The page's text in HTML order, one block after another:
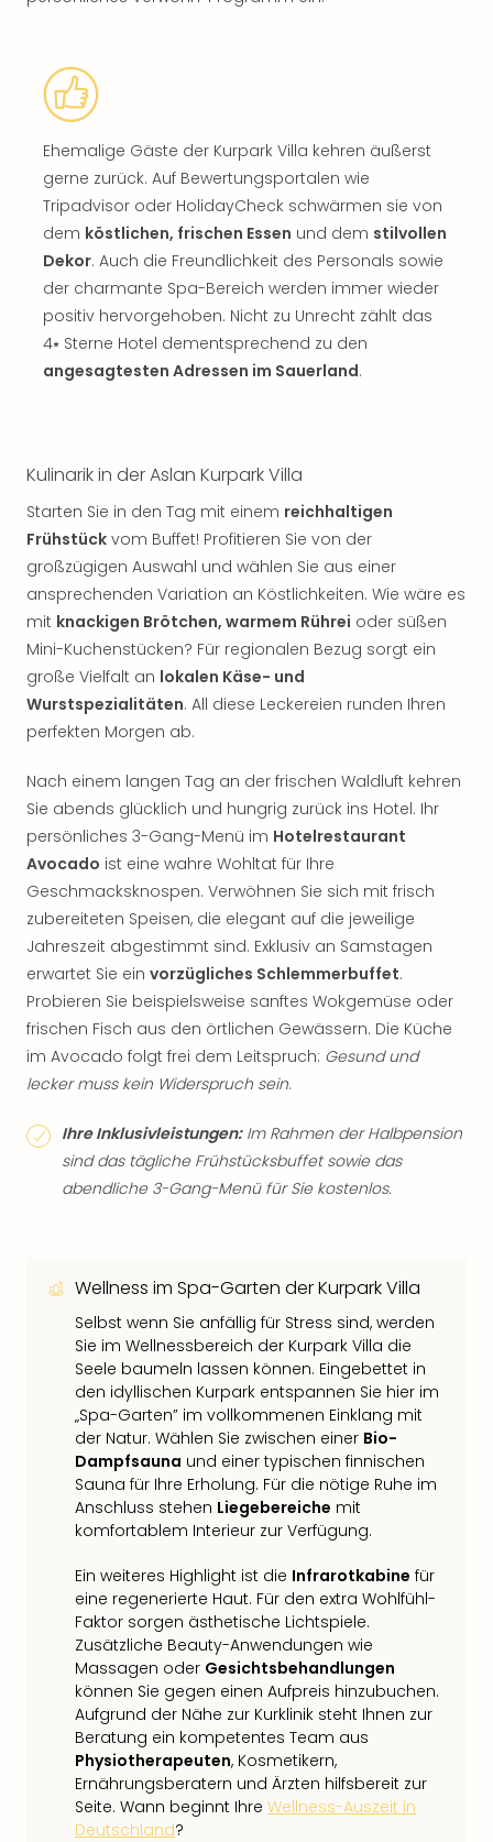
Ehemalige Gäste der Kurpark Villa kehren äußerst
gerne zurück. Auf Bewertungsportalen wie
Tripadvisor oder HolidayCheck schwärmen sie von
dem köstlichen, frischen Essen und dem stilvollen
Dekor. Auch die Freundlichkeit des Personals sowie
der charmante Spa-Bereich werden immer wieder
positiv hervorgehoben. Nicht zu Unrecht zählt das
4⭑ Sterne Hotel dementsprechend zu den
angesagtesten Adressen im Sauerland.
Kulinarik in der Aslan Kurpark Villa
Starten Sie in den Tag mit einem reichhaltigen
Frühstück vom Buffet! Profitieren Sie von der
großzügigen Auswahl und wählen Sie aus einer
ansprechenden Variation an Köstlichkeiten. Wie wäre es
mit knackigen Brötchen, warmem Rührei oder süßen
Mini-Kuchenstücken? Für regionalen Bezug sorgt ein
große Vielfalt an lokalen Käse- und
Wurstspezialitäten. All diese Leckereien runden Ihren
perfekten Morgen ab.
Nach einem langen Tag an der frischen Waldluft kehren
Sie abends glücklich und hungrig zurück ins Hotel. Ihr
persönliches 3-Gang-Menü im Hotelrestaurant
Avocado ist eine wahre Wohltat für Ihre
Geschmacksknospen. Verwöhnen Sie sich mit frisch
zubereiteten Speisen, die elegant auf die jeweilige
Jahreszeit abgestimmt sind. Exklusiv an Samstagen
erwartet Sie ein vorzügliches Schlemmerbuffet.
Probieren Sie beispielsweise sanftes Wokgemüse oder
frischen Fisch aus den örtlichen Gewässern. Die Küche
im Avocado folgt frei dem Leitspruch: Gesund und
lecker muss kein Widerspruch sein.
Ihre Inklusivleistungen:Im Rahmen der Halbpension
sind das tägliche Frühstücksbuffet sowie das
abendliche 3-Gang-Menü für Sie kostenlos.
Wellness im Spa-Garten der Kurpark Villa
Selbst wenn Sie anfällig für Stress sind, werden
Sie im Wellnessbereich der Kurpark Villa die
Seele baumeln lassen können. Eingebettet in
den idyllischen Kurpark entspannen Sie hier im
„Spa-Garten” im vollkommenen Einklang mit
der Natur. Wählen Sie zwischen einer Bio-
Dampfsauna und einer typischen finnischen
Sauna für Ihre Erholung. Für die nötige Ruhe im
Anschluss stehen Liegebereiche mit
komfortablem Interieur zur Verfügung.
Ein weiteres Highlight ist die Infrarotkabine für
eine regenerierte Haut. Für den extra Wohlfühl-
Faktor sorgen ästhetische Lichtspiele.
Zusätzliche Beauty-Anwendungen wie
Massagen oder Gesichtsbehandlungen
können Sie gegen einen Aufpreis hinzubuchen.
Aufgrund der Nähe zur Kurklinik steht Ihnen zur
Beratung ein kompetentes Team aus
Physiotherapeuten, Kosmetikern,
Ernährungsberatern und Ärzten hilfsbereit zur
Seite. Wann beginnt Ihre Wellness-Auszeit in
Deutschland?